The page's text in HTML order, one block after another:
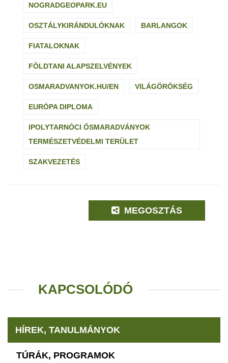
NOGRADGEOPARK.EU
OSZTÁLYKIRÁNDULÓKNAK BARLANGOK
FIATALOKNAK
FÖLDTANI ALAPSZELVÉNYEK
OSMARADVANYOK.HU/EN VILÁGÖRÖKSÉG
EURÓPA DIPLOMA
IPOLYTARNÓCI ŐSMARADVÁNYOK
TERMÉSZETVÉDELMI TERÜLET
SZAKVEZETÉS
MEGOSZTÁS
KAPCSOLÓDÓ
HÍREK, TANULMÁNYOK
TÚRÁK, PROGRAMOK